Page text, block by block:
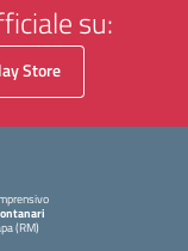
su:
Store
(RM)
iniziale della scuola